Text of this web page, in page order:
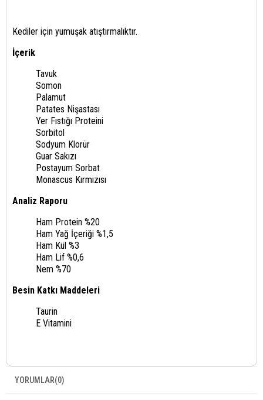
Kediler için yumuşak atıştırmalıktır.
​İçerik
Tavuk
Somon
Palamut
Patates Nişastası
Yer Fıstığı Proteini
Sorbitol
Sodyum Klorür
Guar Sakızı
Postayum Sorbat
Monascus Kırmızısı
Analiz Raporu
Ham Protein %20
Ham Yağ İçeriği %1,5
Ham Kül %3
Ham Lif %0,6
Nem %70
Besin Katkı Maddeleri
Taurin
E Vitamini
YORUMLAR(0)